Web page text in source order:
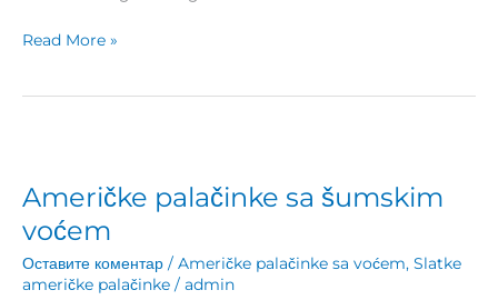
Read More »
Američke palačinke sa šumskim
voćem
Оставите коментар / Američke palačinke sa voćem, Slatke
američke palačinke / admin
sa
šumskim
voćem